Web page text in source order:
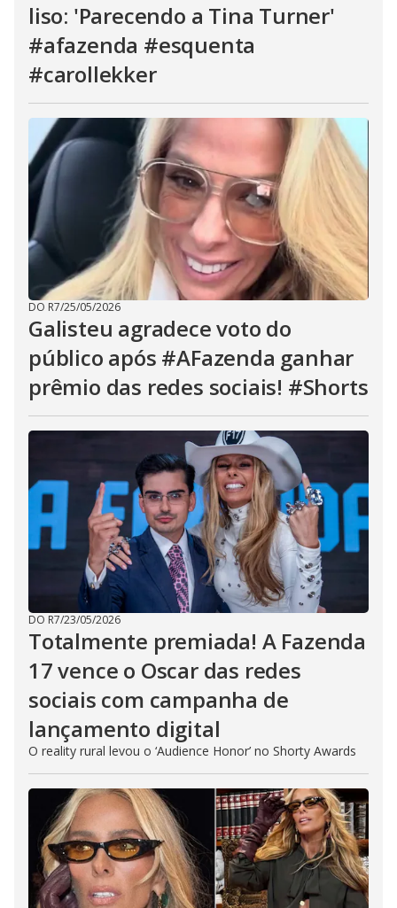
liso: 'Parecendo a Tina Turner'
#afazenda #esquenta
#carollekker
DO R7/25/05/2026
Galisteu agradece voto do
público após #AFazenda ganhar
prêmio das redes sociais! #Shorts
DO R7/23/05/2026
Totalmente premiada! A Fazenda
17 vence o Oscar das redes
sociais com campanha de
lançamento digital
O reality rural levou o ‘Audience Honor’ no Shorty Awards